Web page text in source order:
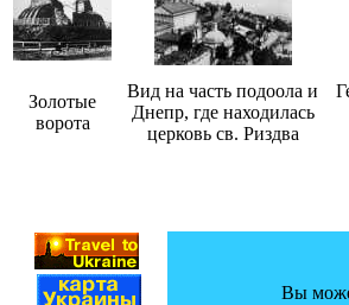
Золотые
ворота
Вид на часть подоола и
Днепр, где находилась
церковь св. Риздва
Вы